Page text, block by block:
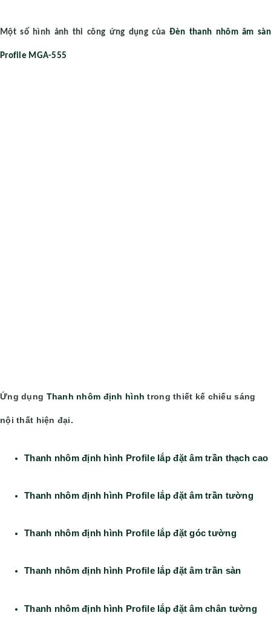
Một số hình ảnh thi công ứng dụng của Đèn thanh nhôm âm sàn
Profile MGA-555